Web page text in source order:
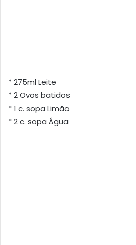
* 275ml Leite
* 2 Ovos batidos
* 1 c. sopa Limão
* 2 c. sopa Água